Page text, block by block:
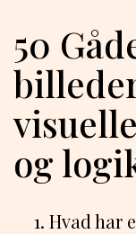
50
og
Hvad har